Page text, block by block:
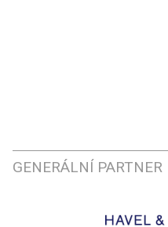
GENERÁLNÍ PARTNER